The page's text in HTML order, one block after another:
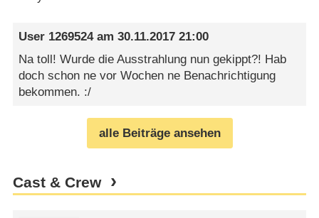
User 1269524am30.11.2017 21:00
Na toll! Wurde die Ausstrahlung nun gekippt?! Hab
doch schon ne vor Wochen ne Benachrichtigung
bekommen. :/
alle Beiträge ansehen
Cast & Crew